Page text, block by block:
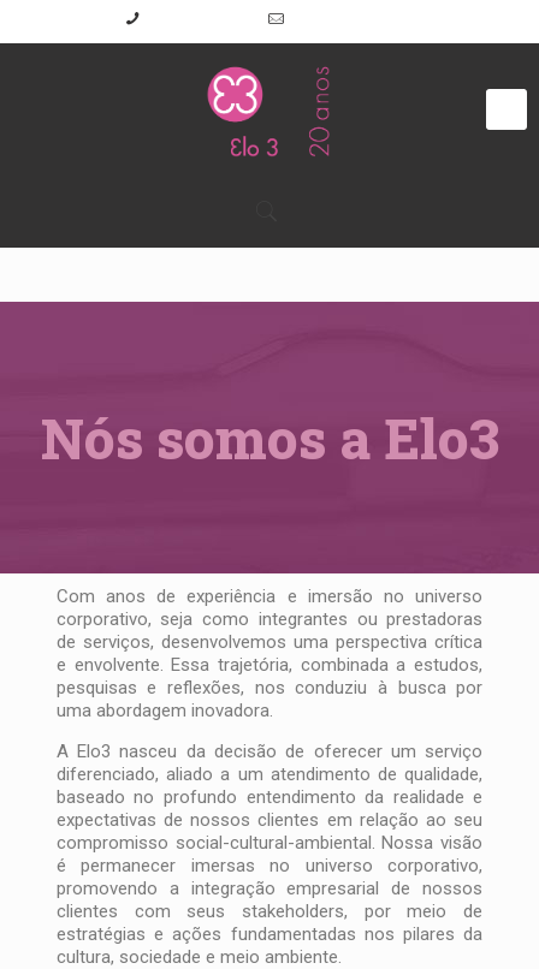
Nós somos a Elo3
Com anos de experiência e imersão no universo
corporativo, seja como integrantes ou prestadoras
de serviços, desenvolvemos uma perspectiva crítica
e envolvente. Essa trajetória, combinada a estudos,
pesquisas e reflexões, nos conduziu à busca por
uma abordagem inovadora.
A Elo3 nasceu da decisão de oferecer um serviço
diferenciado, aliado a um atendimento de qualidade,
baseado no profundo entendimento da realidade e
expectativas de nossos clientes em relação ao seu
compromisso social-cultural-ambiental. Nossa visão
é permanecer imersas no universo corporativo,
promovendo a integração empresarial de nossos
clientes com seus stakeholders, por meio de
estratégias e ações fundamentadas nos pilares da
cultura, sociedade e meio ambiente.